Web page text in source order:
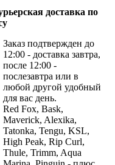
доставка по
Заказ подтвержден до
12:00 - доставка завтра,
после 12:00 -
послезавтра или в
любой другой удобный
для вас день.
Red Fox, Bask,
Maverick, Alexika,
Tatonka, Tengu, KSL,
High Peak, Rip Curl,
Thule, Trimm, Aqua